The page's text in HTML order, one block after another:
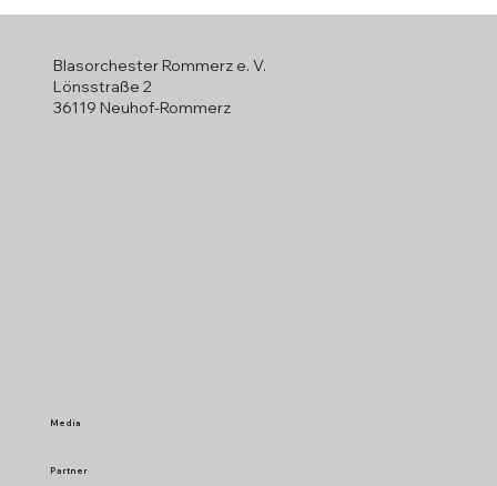
Media
Partner
Blasorchester Rommerz e. V.
Lönsstraße 2
36119 Neuhof-Rommerz